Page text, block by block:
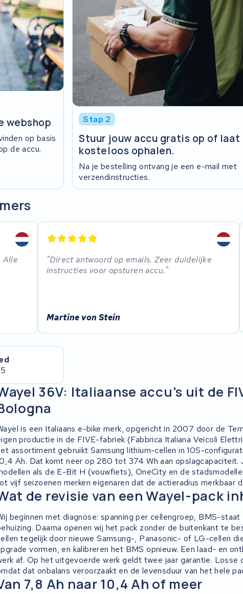
webshop
op basis
de accu.
Stap 2
Stuur jouw accu gratis op of laat
kosteloos ophalen.
Na je bestelling ontvang je een e-mail met
verzendinstructies.
Alle
Direct antwoord op emails. Zeer duidelijke
instructies voor opsturen accu.
Martine von Stein
36V: Italiaanse accu's uit de
is een Italiaans e-bike merk, opgericht in 2007 door de
productie in de FIVE-fabriek (Fabbrica Italiana Veicoli
assortiment gebruikt Samsung lithium-cellen in 10S-
Ah. Dat komt neer op 280 tot 374 Wh aan opslagcapaciteit.
als de E-Bit H (vouwfiets), OneCity en de
vijf seizoenen merken eigenaren dat de actieradius merkbaar
de revisie van een Wayel-pack
beginnen met diagnose: spanning per cellengroep, BMS-
Daarna openen wij het pack zonder de buitenkant te
tegelijk door nieuwe Samsung-, Panasonic- of LG-cellen
vormen, en kalibreren het BMS opnieuw. Een laad- en
af. Op het uitgevoerde werk geldt twee jaar garantie. Losse
dat onbalans veroorzaakt en de levensduur van het hele
7,8 Ah naar 10,4 Ah of meer